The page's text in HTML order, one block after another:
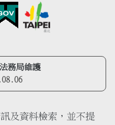
務局維護
及資料檢索，並不提